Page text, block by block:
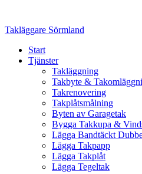
content
Takläggare Sörmland
Start
Tjänster
Takläggning
Takbyte &
Takrenovering
Takplåtsmålning
Byten av Garagetak
Bygga Takkupa &
Lägga Bandtäckt
Lägga Takpapp
Lägga Takplåt
Lägga Tegeltak